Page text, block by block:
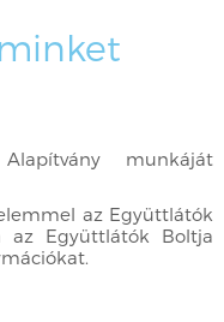
munkáját
az Együttlátók
az Együttlátók Boltja